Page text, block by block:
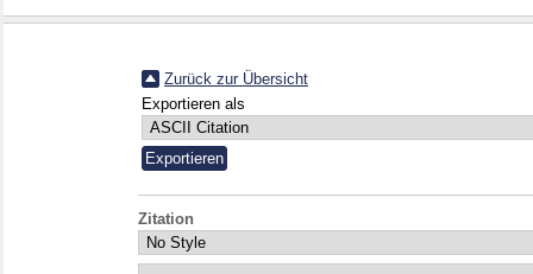
Zurück zur Übersicht
Exportieren als
Zitation